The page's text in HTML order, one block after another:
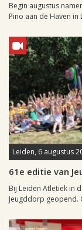
Begin augustus
Pino aan de Haven in
Leiden, 6 augustus
61e editie van
Bij Leiden Atletiek in
Jeugddorp geopend.